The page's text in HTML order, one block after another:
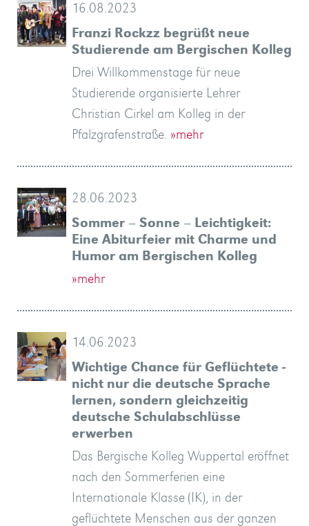
16.08.2023
Franzi Rockzz begrüßt neue
Studierende am Bergischen Kolleg
Drei Willkommenstage für neue
Studierende organisierte Lehrer
Christian Cirkel am Kolleg in der
Pfalzgrafenstraße. »mehr
28.06.2023
Sommer – Sonne – Leichtigkeit:
Eine Abiturfeier mit Charme und
Humor am Bergischen Kolleg
»mehr
14.06.2023
Wichtige Chance für Geflüchtete -
nicht nur die deutsche Sprache
lernen, sondern gleichzeitig
deutsche Schulabschlüsse
erwerben
Das Bergische Kolleg Wuppertal eröffnet
nach den Sommerferien eine
Internationale Klasse (IK), in der
geflüchtete Menschen aus der ganzen